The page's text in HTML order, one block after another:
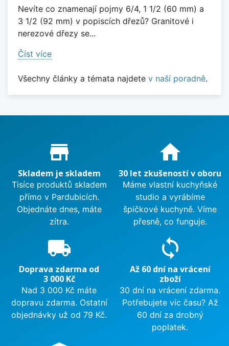
Nevíte co znamenají pojmy 6/4, 1 1/2 (60 mm) a
3 1/2 (92 mm) v popiscích dřezů? Granitové i
nerezové dřezy se...
Číst více
Všechny články a témata najdete v naší poradně.
Proč nakupovat u nás?
store_mall_directory
Skladem je skladem
Tisíce produktů skladem
přímo v Pardubicích.
Objednáte dnes, máte
zítra.
home
30 let zkušeností v oboru
Máme vlastní kuchyňské
studio a vyrábíme
špičkové kuchyně. Víme
přesně, co funguje.
local_shipping
Doprava zdarma od
3 000 Kč
Nad 3 000 Kč máte
dopravu zdarma. Ostatní
objednávky už od 79 Kč.
sync
Až 60 dní na vrácení
zboží
30 dní na vrácení zdarma.
Potřebujete víc času? Až
60 dní za drobný
poplatek.